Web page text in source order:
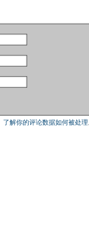
了解你的评论数据如何被处理